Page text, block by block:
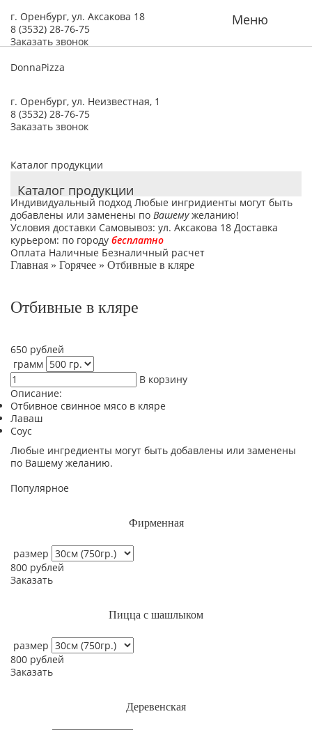
г. Оренбург, ул. Аксакова 18
8 (3532) 28-76-75
Заказать звонок
DonnaPizza
Меню
г. Оренбург, ул. Неизвестная, 1
8 (3532) 28-76-75
Заказать звонок
Каталог продукции
Каталог продукции
Индивидуальный подход Любые ингридиенты могут быть
добавлены или заменены по Вашемужеланию!
Условия доставки Самовывоз: ул. Аксакова 18 Доставка
курьером: по городу бесплатно
Оплата Наличные Безналичный расчет
Главная » Горячее » Отбивные в кляре
Отбивные в кляре
650 рублей
грамм
В корзину
Описание:
Отбивное свинное мясо в кляре
Лаваш
Соус
Любые ингредиенты могут быть добавлены или заменены
по Вашему желанию.
Популярное
Фирменная
размер
800 рублей
Заказать
Пицца с шашлыком
размер
800 рублей
Заказать
Деревенская